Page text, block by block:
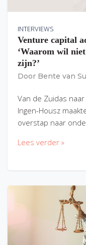
INTERVIEWS
Venture capital
‘Waarom wil
zijn?’
Door Bente van
Van de Zuidas
Ingen-Housz
overstap naar
Lees verder »